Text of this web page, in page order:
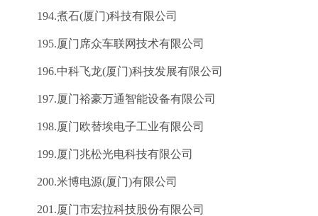
194.煮石(厦门)科技有限公司
195.厦门席众车联网技术有限公司
196.中科飞龙(厦门)科技发展有限公司
197.厦门裕豪万通智能设备有限公司
198.厦门欧替埃电子工业有限公司
199.厦门兆松光电科技有限公司
200.米博电源(厦门)有限公司
201.厦门市宏拉科技股份有限公司